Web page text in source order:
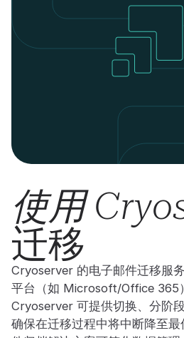
使用
迁移
Cryoserver 的电子邮件迁移服
平台（如 Microsoft/Office 365
Cryoserver 可提供切换、分阶
确保在迁移过程中将中断降至